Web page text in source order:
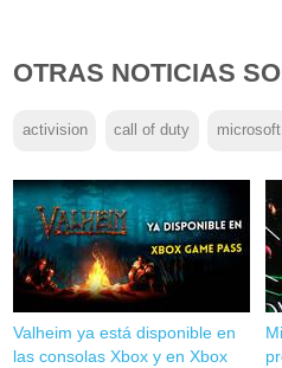
OTRAS NOTICIAS
activision call of duty microsoft
Valheim ya está disponible en
las consolas Xbox y en Xbox